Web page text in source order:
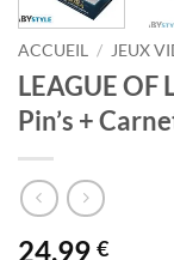
ACCUEIL / JEUX
LEAGUE OF
Pin’s +
24,99 €